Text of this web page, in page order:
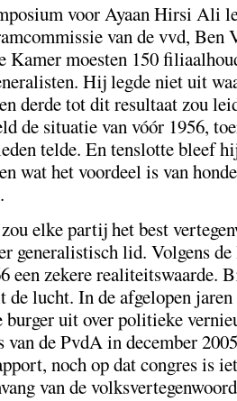
voor Ayaan Hirsi Ali
van de vvd, Ben
Kamer moesten 150
Hij legde niet uit
derde tot dit resultaat zou
de situatie van vóór 1956,
telde. En tenslotte bleef
wat het voordeel is van
elke partij het best
generalistisch lid. Volgens
een zekere realiteitswaarde.
de lucht. In de afgelopen
uit over politieke
van de PvdA in december
noch op dat congres is
van de